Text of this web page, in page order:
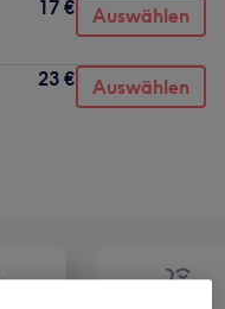
17 € Auswählen
23 € Auswählen